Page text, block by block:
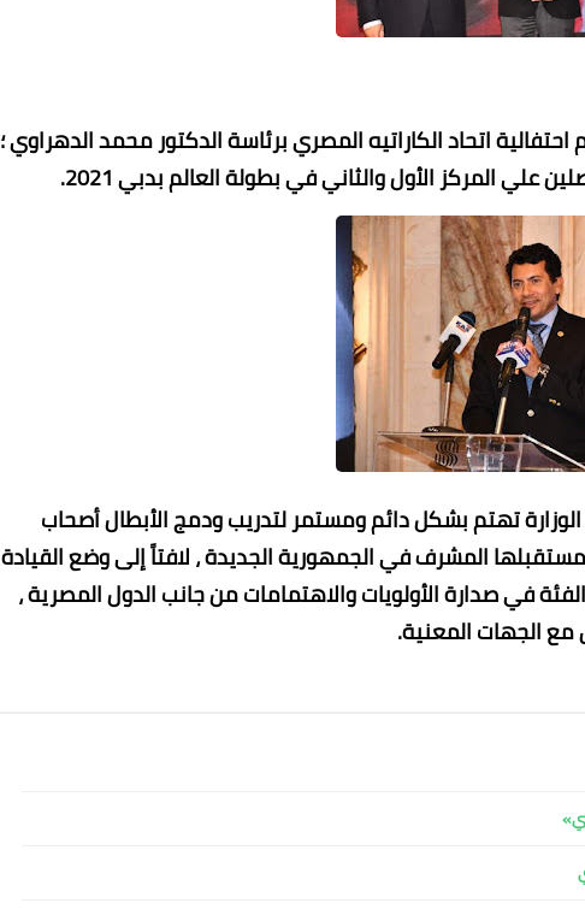
اتحاد الكاراتيه المصري برئاسة الدكتور محمد الدهراوي ؛
علي المركز الأول والثاني في بطولة العالم بدبي 2021.
تهتم بشكل دائم ومستمر لتدريب ودمج الأبطال أصحاب
المشرف في الجمهورية الجديدة ، لافتاً إلى وضع القيادة
في صدارة الأولويات والاهتمامات من جانب الدول المصرية ،
مع الجهات المعنية.
محمد ابو سيف